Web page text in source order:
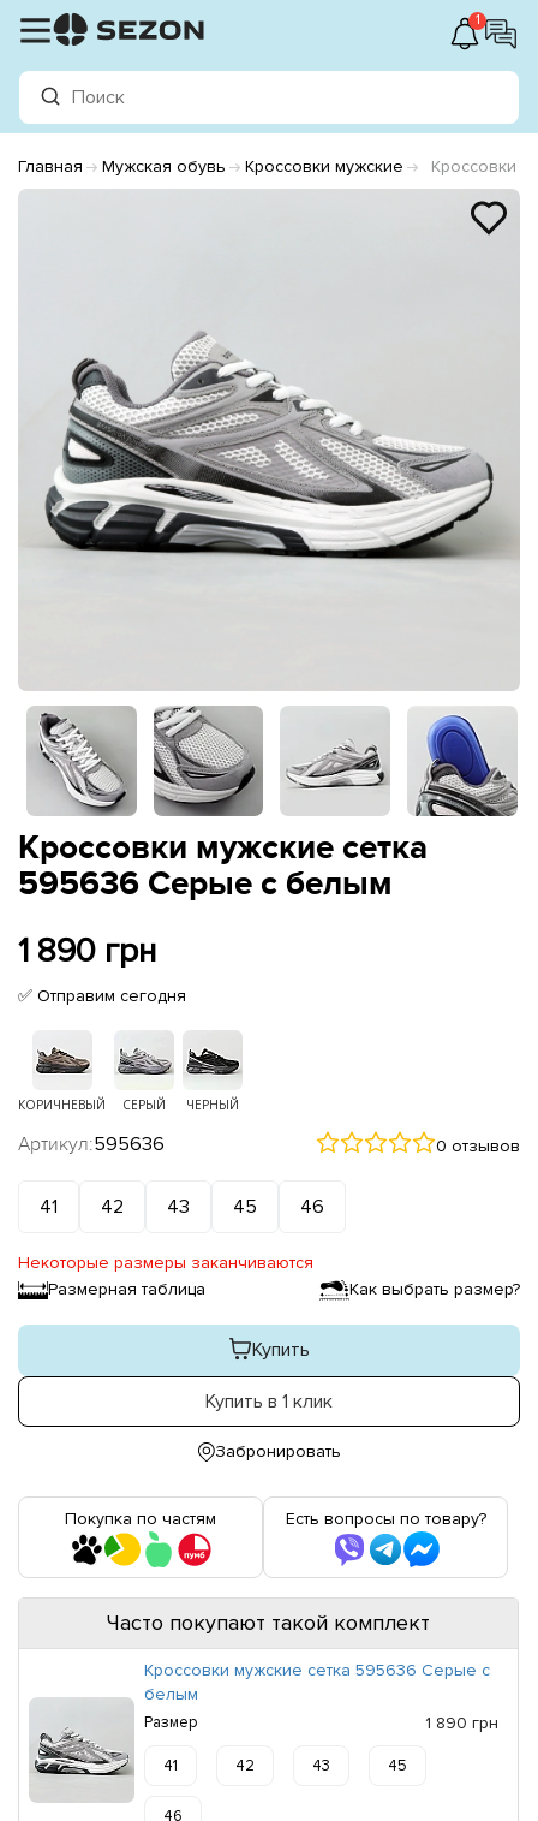
1
Главная Мужская обувь Кроссовки мужские Кроссовки
Кроссовки мужские сетка
595636 Серые с белым
1 890 грн
✅ Отправим сегодня
КОРИЧНЕВЫЙ СЕРЫЙ ЧЕРНЫЙ
Артикул:595636 0 отзывов
41 42 43 45 46
Некоторые размеры заканчиваются
Размерная таблица
Как выбрать размер?
Купить
Купить в 1 клик
Забронировать
Покупка по частям Есть вопросы по товару?
Часто покупают такой комплект
Кроссовки мужские сетка 595636 Серые с
белым
Размер 1 890 грн
41 42 43 45
46